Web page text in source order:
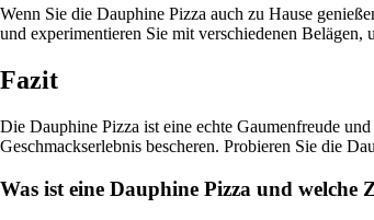
Wenn Sie die Dauphine Pizza auch zu Hause
und experimentieren Sie mit verschiedenen
Fazit
Die Dauphine Pizza ist eine echte Gaumenfreude
Geschmackserlebnis bescheren. Probieren Sie die
Was ist eine Dauphine Pizza und